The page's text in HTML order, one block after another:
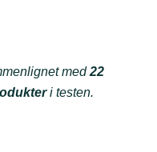
med22
i testen.